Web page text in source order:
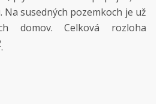
susedných pozemkoch je už
domov. Celková rozloha
.